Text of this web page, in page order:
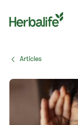
Articles